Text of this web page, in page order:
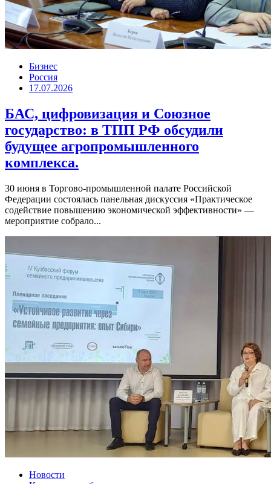
Бизнес
Россия
17.07.2026
БАС, цифровизация и Союзное
государство: в ТПП РФ обсудили
будущее агропромышленного
комплекса.
30 июня в Торгово-промышленной палате Российской
Федерации состоялась панельная дискуссия «Практическое
содействие повышению экономической эффективности» —
мероприятие собрало...
Новости